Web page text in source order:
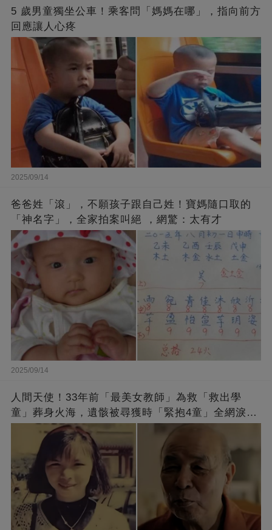
5 歲男童獨坐公車！乘客問「媽媽在哪」，指向前方
回應讓人心疼
2025/09/14
爸爸姓「滾」，不願孩子跟自己姓！寶媽隨口取的
「神名字」，全家拍案叫絕 ，網驚：太有才
2025/09/14
人間天使！33年前「最美女教師」為救「救出學
童」葬身火海，遺骸被尋獲時「緊抱4童」全網淚
崩：真正的英雄不該被遺忘